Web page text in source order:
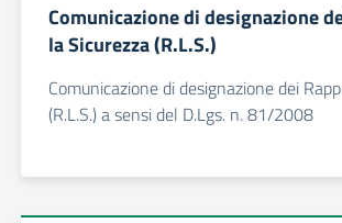
Comunicazione di designazione
la Sicurezza (R.L.S.)
Comunicazione di designazione dei
(R.L.S.) a sensi del D.Lgs. n. 81/2008